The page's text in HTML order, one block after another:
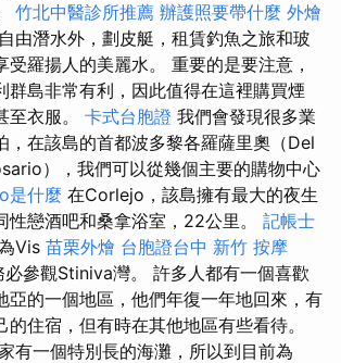
竹北中醫診所推薦 辦護照要帶什麼 外燴
由潛水外，劃皮艇，租賃釣魚之旅和玻
受羅揚人的美麗水。 重要的是要注意，
群島非常有利，因此值得在這裡購買煙
至衣服。 卡式台胞證 我們會發現很多業
，在該島的首都波多黎各羅薩里奧（Del
），我們可以從幾個主要的購物中心
是什麼 在Corlejo，該島擁有最大的夜生
性戀酒吧和桑拿浴室，22公里。 記帳士
Vis 苗栗外燴 台胞證台中 新竹 按摩
參觀Stiniva灣。 許多人都有一個喜歡
亞的一個地區，他們年復一年地回來，有
住宿，但有時在其他地區有些看待。
有一個特別長的海灘，所以到目前為